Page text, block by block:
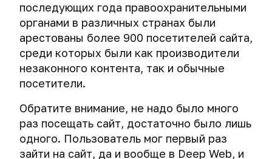
P2P-
соединения
Как
деанонимизируют
и
наркоторговцев
в
Telegram
Деанонимизируем
надежный
VPN:
TLS
authentication,
порт
соединения
и
ключ.
Выбираем
безопасный
Экстренное
уничтожение
мобильного
телефона
и
планшета
последующих года правоохранительными
органами в различных странах были
арестованы более 900 посетителей сайта,
среди которых были как производители
незаконного контента, так и обычные
посетители.
Обратите внимание, не надо было много
раз посещать сайт, достаточно было лишь
одного. Пользователь мог первый раз
зайти на сайт, да и вообще в Deep Web, и